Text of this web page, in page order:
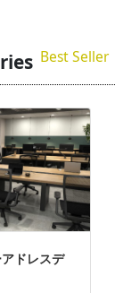
Best Seller
ドレスデ